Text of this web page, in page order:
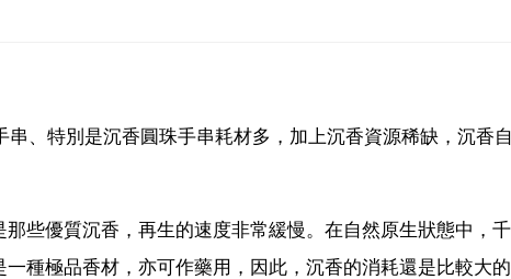
、特別是沉香圓珠手串耗材多，加上沉香資源稀缺，沉香
些優質沉香，再生的速度非常緩慢。在自然原生狀態中，
種極品香材，亦可作藥用，因此，沉香的消耗還是比較大